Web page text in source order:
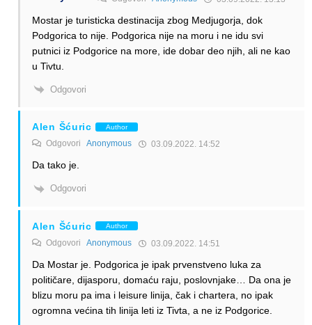
Mostar je turisticka destinacija zbog Medjugorja, dok
Podgorica to nije. Podgorica nije na moru i ne idu svi
putnici iz Podgorice na more, ide dobar deo njih, ali ne kao
u Tivtu.
Odgovori
Alen Šćuric Author
Odgovori Anonymous 03.09.2022. 14:52
Da tako je.
Odgovori
Alen Šćuric Author
Odgovori Anonymous 03.09.2022. 14:51
Da Mostar je. Podgorica je ipak prvenstveno luka za
političare, dijasporu, domaću raju, poslovnjake… Da ona je
blizu moru pa ima i leisure linija, čak i chartera, no ipak
ogromna većina tih linija leti iz Tivta, a ne iz Podgorice.